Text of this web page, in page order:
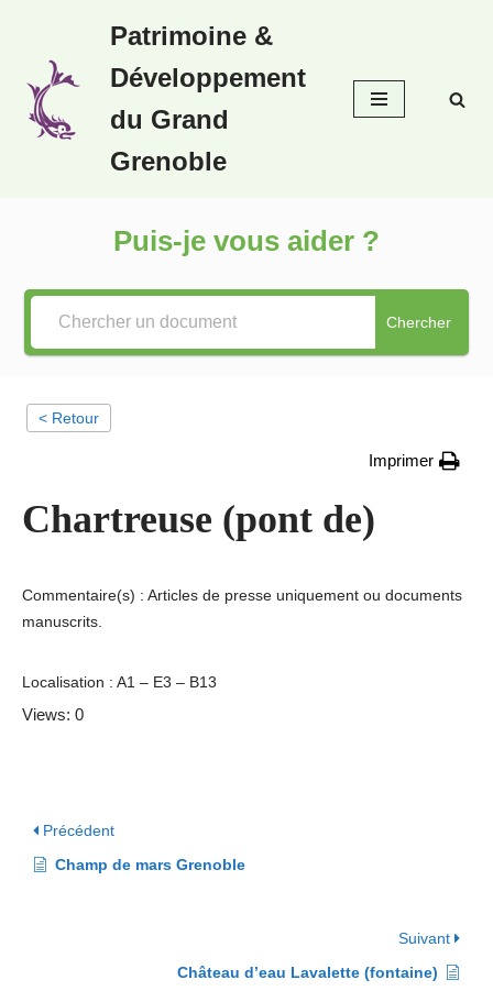
au
contenu
Patrimoine &
Développement
du Grand
Grenoble
Puis-je vous aider ?
Chercher
< Retour
Imprimer
Chartreuse (pont de)
Commentaire(s) : Articles de presse uniquement ou documents
manuscrits.
Localisation : A1 – E3 – B13
Views: 0
Précédent
Champ de mars Grenoble
Suivant
Château d’eau Lavalette (fontaine)